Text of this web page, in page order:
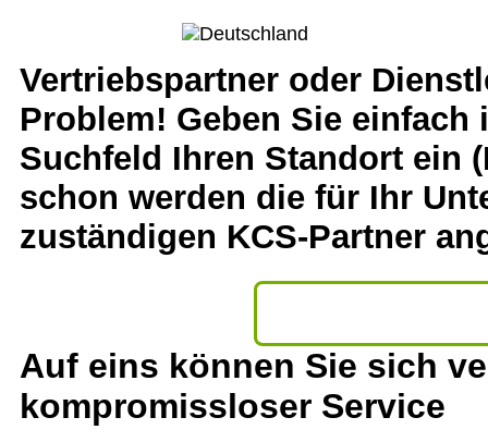
Vertriebspartner oder
Problem! Geben Sie einfach
Suchfeld Ihren Standort ein
schon werden die für Ihr
zuständigen KCS-Partner
Auf eins können Sie sich
kompromissloser Service